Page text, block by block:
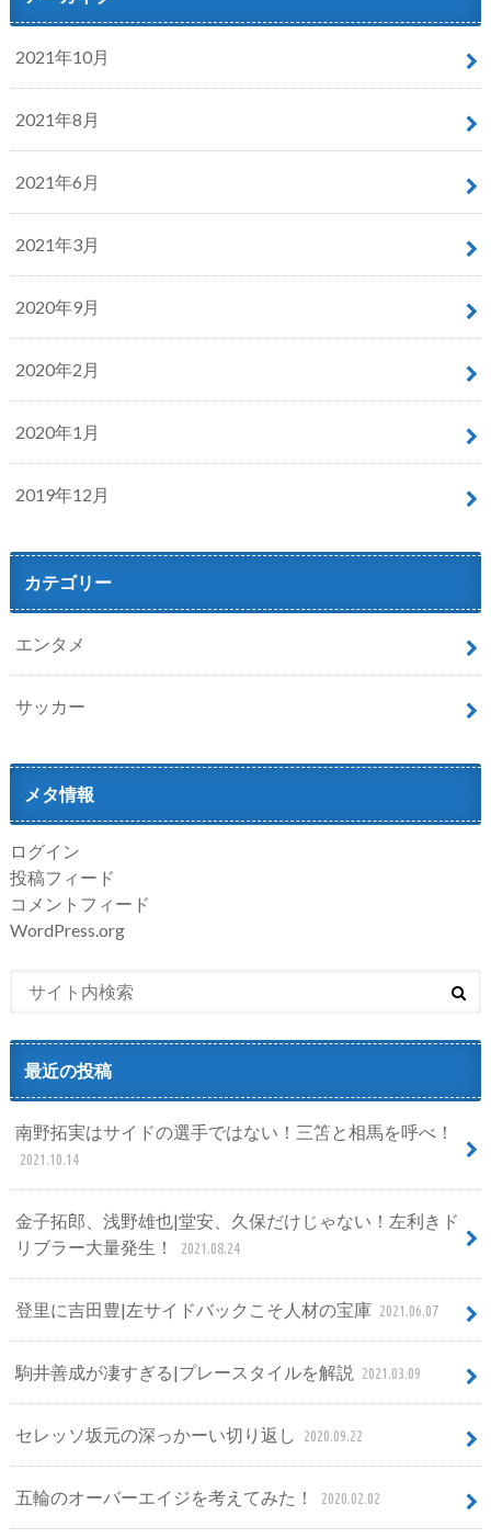
2021年10月
2021年8月
2021年6月
2021年3月
2020年9月
2020年2月
2020年1月
2019年12月
カテゴリー
エンタメ
サッカー
メタ情報
ログイン
投稿フィード
コメントフィード
WordPress.org
最近の投稿
南野拓実はサイドの選手ではない！三笘と相馬を呼べ！
2021.10.14
金子拓郎、浅野雄也|堂安、久保だけじゃない！左利きド
リブラー大量発生！
2021.08.24
登里に吉田豊|左サイドバックこそ人材の宝庫 2021.06.07
駒井善成が凄すぎる|プレースタイルを解説 2021.03.09
セレッソ坂元の深っかーい切り返し 2020.09.22
五輪のオーバーエイジを考えてみた！ 2020.02.02